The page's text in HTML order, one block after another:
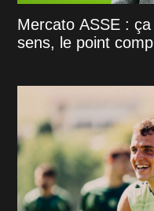
Mercato ASSE :
sens, le point